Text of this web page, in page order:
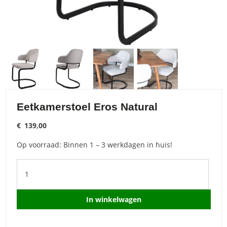
Eetkamerstoel Eros Natural
€ 139,00
Op voorraad: Binnen 1 – 3 werkdagen in huis!
Eros
In winkelwagen